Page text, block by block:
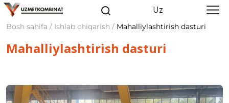
Uz
Bosh sahifa / Ishlab chiqarish / Mahalliylashtirish dasturi
Mahalliylashtirish dasturi